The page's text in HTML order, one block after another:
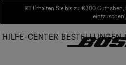
Main
💶 Erhalten Sie bis zu €300 Guthaben,
eintauschen!
HILFE-CENTER BESTELLUNGEN